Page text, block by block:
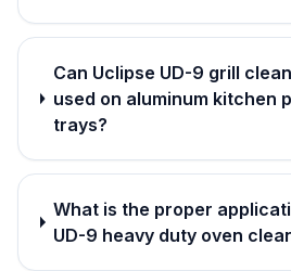
Can Uclipse UD-9 grill
used on aluminum kitchen
trays?
What is the proper
UD-9 heavy duty oven